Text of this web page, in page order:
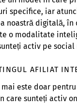
specifice, iar
noastră digitală, în
o modalitate
activ pe
AFILIAT
este doar
care sunteți activ